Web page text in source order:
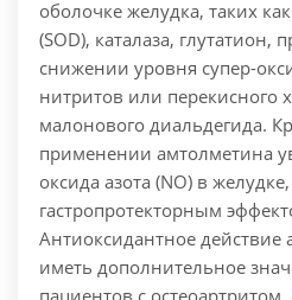
оболочке желудка, таких
(SOD), каталаза,
снижении уровня супер-
нитритов или перекисного
малонового диальдегида.
применении амтолметина
оксида азота (NO) в
гастропротекторным
Антиоксидантное
иметь дополнительное